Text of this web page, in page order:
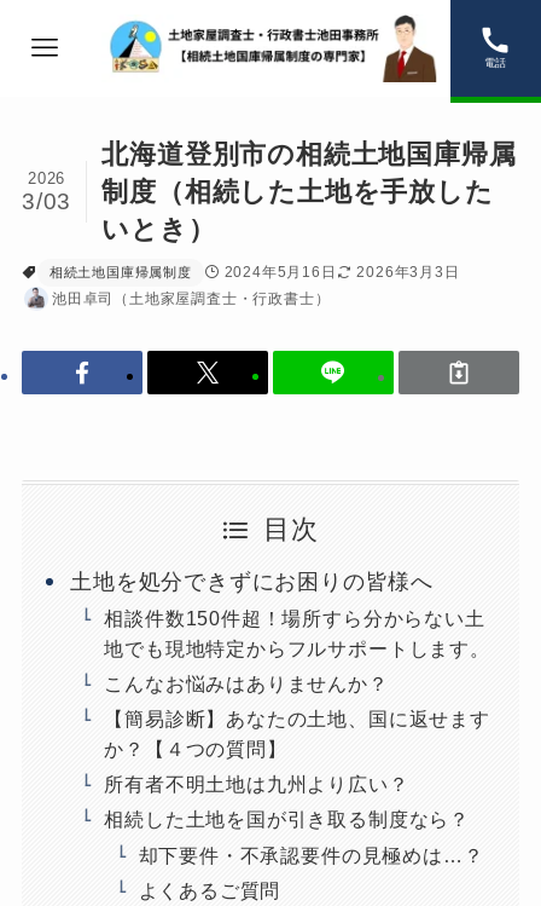
電話
北海道登別市の相続土地国庫帰属
制度（相続した土地を手放した
いとき）
2026
3/03
相続土地国庫帰属制度 2024年5月16日
2026年3月3日
池田卓司（土地家屋調査士・行政書士）
目次
土地を処分できずにお困りの皆様へ
相談件数150件超！場所すら分からない土
地でも現地特定からフルサポートします。
こんなお悩みはありませんか？
【簡易診断】あなたの土地、国に返せます
か？【４つの質問】
所有者不明土地は九州より広い？
相続した土地を国が引き取る制度なら？
却下要件・不承認要件の見極めは…？
よくあるご質問